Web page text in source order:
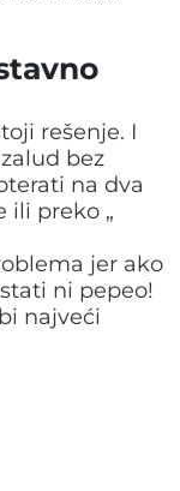
rešenje. I
bez
na dva
ili preko „
jer ako
ni pepeo!
najveći